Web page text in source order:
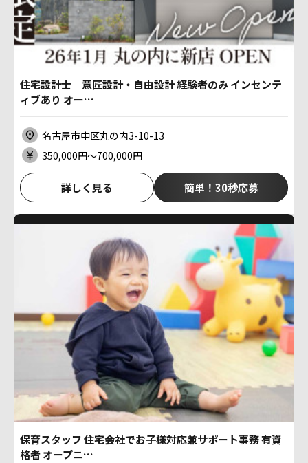
住宅設計士 意匠設計・自由設計 経験者のみ インセンテ
ィブあり オー…
名古屋市中区丸の内3-10-13
350,000円〜700,000円
詳しく見る 簡単！30秒応募
保育スタッフ 住宅会社でお子様対応兼サポート事務 有資
格者 オープニ…